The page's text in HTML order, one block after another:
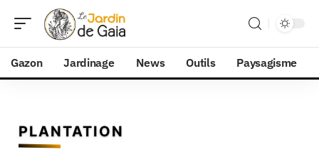
Gazon Jardinage News Outils Paysagisme
PLANTATION